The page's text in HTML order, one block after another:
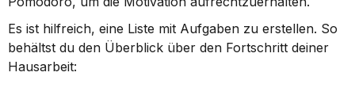
Es ist hilfreich, eine Liste mit Aufgaben zu erstellen. So
behältst du den Überblick über den Fortschritt deiner
Hausarbeit: